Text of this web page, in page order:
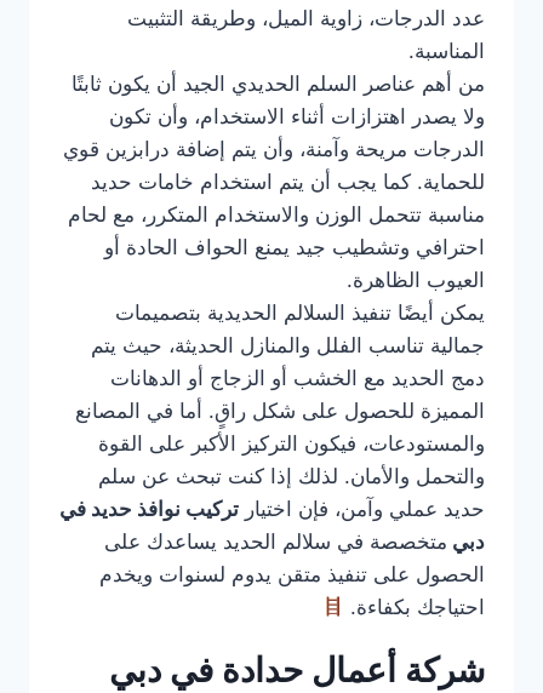
عدد الدرجات، زاوية الميل، وطريقة التثبيت
المناسبة.
من أهم عناصر السلم الحديدي الجيد أن يكون ثابتًا
ولا يصدر اهتزازات أثناء الاستخدام، وأن تكون
الدرجات مريحة وآمنة، وأن يتم إضافة درابزين قوي
للحماية. كما يجب أن يتم استخدام خامات حديد
مناسبة تتحمل الوزن والاستخدام المتكرر، مع لحام
احترافي وتشطيب جيد يمنع الحواف الحادة أو
العيوب الظاهرة.
يمكن أيضًا تنفيذ السلالم الحديدية بتصميمات
جمالية تناسب الفلل والمنازل الحديثة، حيث يتم
دمج الحديد مع الخشب أو الزجاج أو الدهانات
المميزة للحصول على شكل راقٍ. أما في المصانع
والمستودعات، فيكون التركيز الأكبر على القوة
والتحمل والأمان. لذلك إذا كنت تبحث عن سلم
حديد عملي وآمن، فإن اختيار تركيب نوافذ حديد في
دبي متخصصة في سلالم الحديد يساعدك على
الحصول على تنفيذ متقن يدوم لسنوات ويخدم
احتياجك بكفاءة.
شركة أعمال حدادة في دبي